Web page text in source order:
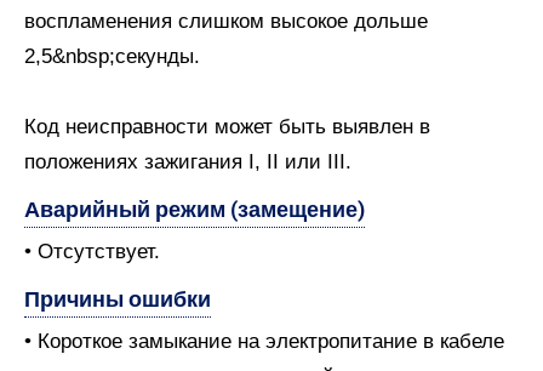
воспламенения слишком высокое дольше
2,5&nbsp;секунды.
Код неисправности может быть выявлен в
положениях зажигания I, II или III.
Аварийный режим (замещение)
• Отсутствует.
Причины ошибки
• Короткое замыкание на электропитание в кабеле